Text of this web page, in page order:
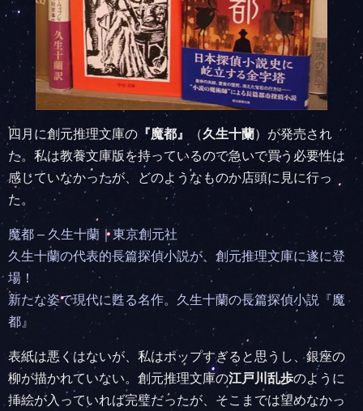
四月に創元推理文庫の 『魔都』 （久生十蘭）が発売され
た。私は教養文庫版を持っているので急いで買う必要性は
感じていなかったが、どのようなものか店頭に見に行っ
た。
魔都 – 久生十蘭｜東京創元社
久生十蘭の代表的長篇探偵小説が、創元推理文庫に遂に登
場！
新たな姿で現代に甦る名作。久生十蘭の長篇探偵小説『魔
都』
表紙は悪くはないが、私はポップすぎると思うし、銀座の
柳が描かれていない。創元推理文庫の江戸川乱歩のように
挿絵が入っていれば完璧だったが、そこまでは望めなかっ